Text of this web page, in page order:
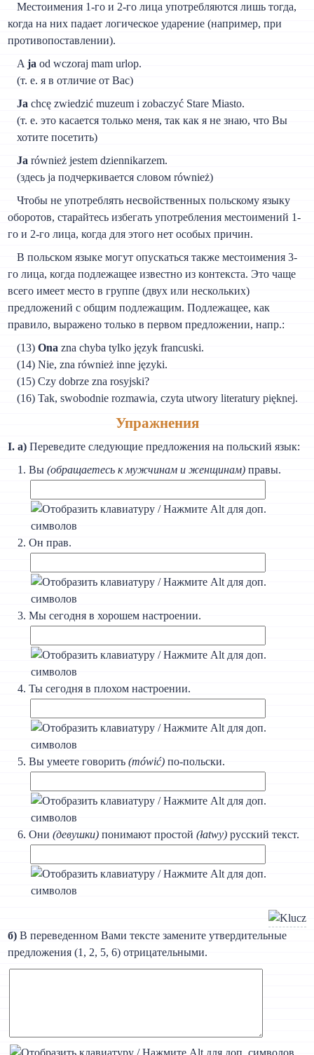
Местоимения 1-го и 2-го лица употребляются лишь тогда,
когда на них падает логическое ударение (например, при
противопоставлении).
A ja od wczoraj mam urlop.
(т. e. я в отличие от Вас)
Ja chcę zwiedzić muzeum i zobaczyć Stare Miasto.
(т. e. это касается только меня, так как я не знаю, что Вы
хотите посетить)
Ja również jestem dziennikarzem.
(здесь ja подчеркивается словом również)
Чтобы не употреблять несвойственных польскому языку
оборотов, старайтесь избегать употребления местоимений 1-
го и 2-го лица, когда для этого нет особых причин.
В польском языке могут опускаться также местоимения 3-
го лица, когда подлежащее известно из контекста. Это чаще
всего имеет место в группе (двух или нескольких)
предложений с общим подлежащим. Подлежащее, как
правило, выражено только в первом предложении, напр.:
(13) Ona zna chyba tylko język francuski.
(14) Nie, zna również inne języki.
(15) Czy dobrze zna rosyjski?
(16) Tak, swobodnie rozmawia, czyta utwory literatury pięknej.
Упражнения
I. а) Переведите следующие предложения на польский язык:
Вы(обращаетесь к мужчинам и женщинам) правы.
Он прав.
Мы сегодня в хорошем настроении.
Ты сегодня в плохом настроении.
Вы умеете говорить(mówić) по-польски.
Они(девушки) понимают простой(łatwy) русский текст.
б) В переведенном Вами тексте замените утвердительные
предложения (1, 2, 5, 6) отрицательными.